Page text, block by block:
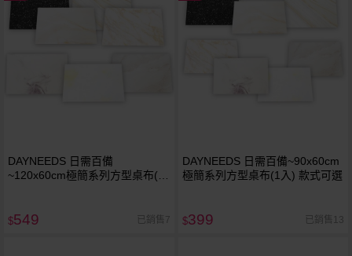
DAYNEEDS 日需百備
~120x60cm極簡系列方型桌布(1
$549 已銷售7
DAYNEEDS 日需百備~90x60cm
極簡系列方型桌布(1入) 款式可選
$399 已銷售13